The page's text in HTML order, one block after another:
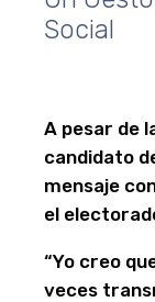
Social
A pesar de
candidato
mensaje
el
“Yo creo
veces